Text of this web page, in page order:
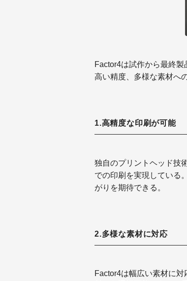
Factor4は試作から最終
高い精度、多様な素材へ
1.高精度な印刷が可能
独自のプリントヘッド技
での印刷を実現している。
がりを期待できる。
2.多様な素材に対応
Factor4は幅広い素材に